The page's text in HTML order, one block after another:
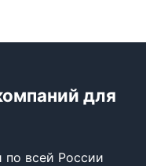
для
по всей России